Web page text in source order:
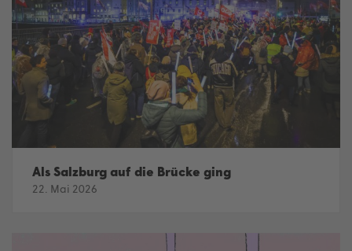
Als Salzburg auf die Brücke ging
22. Mai 2026